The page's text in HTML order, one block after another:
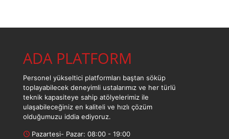
ADA PLATFORM
Personel yükseltici platformları baştan söküp
toplayabilecek deneyimli ustalarımız ve her türlü
teknik kapasiteye sahip atölyelerimiz ile
ulaşabileceğiniz en kaliteli ve hızlı çözüm
olduğumuzu iddia ediyoruz.
Pazartesi- Pazar: 08:00 - 19:00